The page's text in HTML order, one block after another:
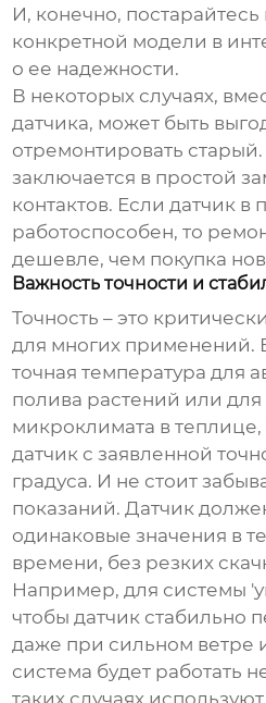
И, конечно,
конкретной модели в
о ее надежности.
В некоторых случаях,
датчика, может быть
отремонтировать
заключается в простой
контактов. Если датчик в
работоспособен, то
дешевле, чем покупка
Важность точности и
Точность – это
для многих применений.
точная температура для
полива растений или для
микроклимата в
датчик с заявленной
градуса. И не стоит
показаний. Датчик
одинаковые значения в
времени, без резких
Например, для системы
чтобы датчик стабильно
даже при сильном ветре
система будет работать